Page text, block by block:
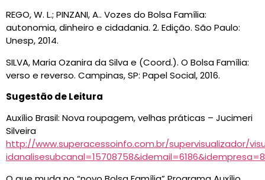
REGO, W. L.; PINZANI, A.. Vozes do Bolsa Família:
autonomia, dinheiro e cidadania. 2. Edição. São Paulo:
Unesp, 2014.
SILVA, Maria Ozanira da Silva e (Coord.). O Bolsa Família:
verso e reverso. Campinas, SP: Papel Social, 2016.
Sugestão de Leitura
Auxílio Brasil: Nova roupagem, velhas práticas – Jucimeri
Silveira
http://www.superacessoinfo.com.br/supervisualizador/